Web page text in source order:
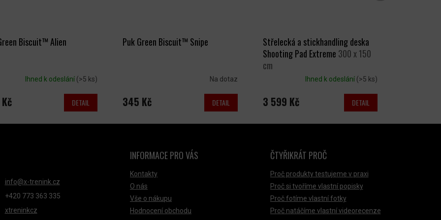
Biscuit™ Alien
Ihned k odeslání (>5 ks)
DETAIL
Puk Green Biscuit™ Snipe
Na dotaz
345 Kč DETAIL
Střelecká a stickhandling deska
Shooting Pad Extreme 300 x 150
cm
Ihned k odeslání (>5 ks)
3 599 Kč DETAIL
info@x-trenink.cz
+420 ‭773 363 335
xtreninkcz
INFORMACE PRO VÁS
Kontakty
O nás
Vše o nákupu
Hodnocení obchodu
ČTYŘIKRÁT PROČ
Proč produkty testujeme v praxi
Proč si tvoříme vlastní popisky
Proč fotíme vlastní fotky
Proč natáčíme vlastní videorecenze